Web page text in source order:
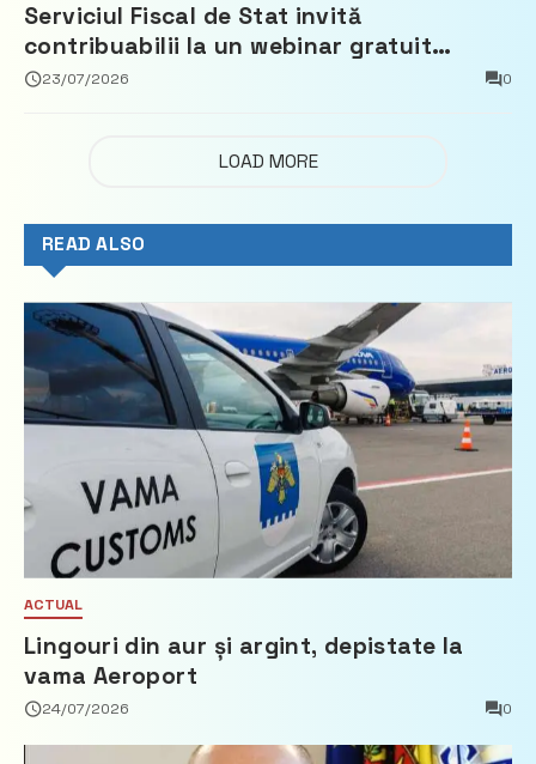
Serviciul Fiscal de Stat invită
contribuabilii la un webinar gratuit
privind calculul impozitului pe bunurile
23/07/2026 0
LOAD MORE
READ ALSO
ACTUAL
Lingouri din aur și argint, depistate la
vama Aeroport
24/07/2026 0